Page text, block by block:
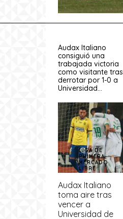
Audax Italiano
consiguió una
trabajada victoria
como visitante tras
derrotar por 1-0 a
Universidad...
LIGA DE
PRIMERA
MERCADO
LIBRE
Audax Italiano
toma aire tras
vencer a
Universidad de